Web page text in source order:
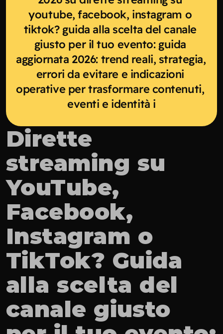
youtube, facebook, instagram o
tiktok? guida alla scelta del canale
giusto per il tuo evento: guida
aggiornata 2026: trend reali, strategia,
errori da evitare e indicazioni
operative per trasformare contenuti,
eventi e identità i
Dirette
streaming su
YouTube,
Facebook,
Instagram o
TikTok? Guida
alla scelta del
canale giusto